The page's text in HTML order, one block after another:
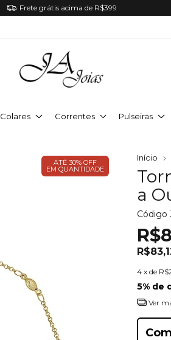
Frete grátis acima de R$399
Colares Correntes Pulseiras
ATÉ 30% OFF
EM QUANTIDADE
Início
a
Código
4 x de
5% de
Ver